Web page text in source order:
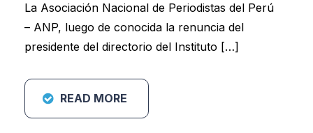
La Asociación Nacional de Periodistas del Perú
– ANP, luego de conocida la renuncia del
presidente del directorio del Instituto […]
READ MORE